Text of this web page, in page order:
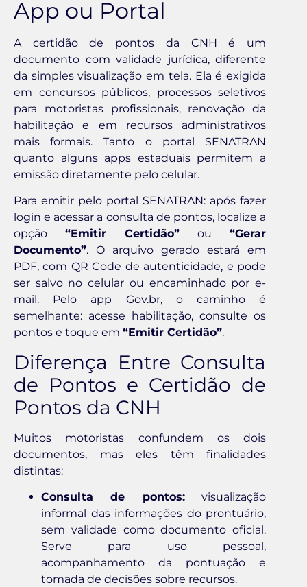
App ou Portal
A certidão de pontos da CNH é um
documento com validade jurídica, diferente
da simples visualização em tela. Ela é exigida
em concursos públicos, processos seletivos
para motoristas profissionais, renovação da
habilitação e em recursos administrativos
mais formais. Tanto o portal SENATRAN
quanto alguns apps estaduais permitem a
emissão diretamente pelo celular.
Para emitir pelo portal SENATRAN: após fazer
login e acessar a consulta de pontos, localize a
opção “Emitir Certidão” ou “Gerar
Documento”. O arquivo gerado estará em
PDF, com QR Code de autenticidade, e pode
ser salvo no celular ou encaminhado por e-
mail. Pelo app Gov.br, o caminho é
semelhante: acesse habilitação, consulte os
pontos e toque em “Emitir Certidão”.
Diferença Entre Consulta
de Pontos e Certidão de
Pontos da CNH
Muitos motoristas confundem os dois
documentos, mas eles têm finalidades
distintas:
Consulta de pontos:visualização
informal das informações do prontuário,
sem validade como documento oficial.
Serve para uso pessoal,
acompanhamento da pontuação e
tomada de decisões sobre recursos.